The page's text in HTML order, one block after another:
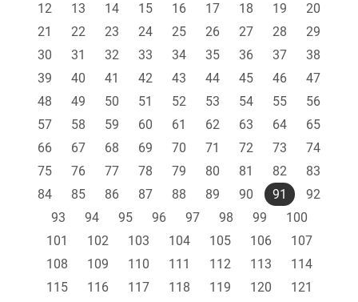
12
13 14 15 16 17 18 19
20
21
22 23 24 25 26 27 28
29
30
31 32 33 34 35 36 37
38
39
40 41 42 43 44 45 46
47
48
49 50 51 52 53 54 55
56
57
58 59 60 61 62 63 64
65
66
67 68 69 70 71 72 73
74
75
76 77 78 79 80 81 82
83
84
85 86 87 88 89 90 91
92
93
94 95 96 97 98 99
100
101
102 103 104 105 106
107
108
109 110 111 112 113
114
115
116 117 118 119 120
121